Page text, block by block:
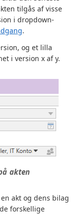
tilgås af visse
i dropdown-
.
og et lilla
i version x af y.
akten
akt og dens bilag
forskellige